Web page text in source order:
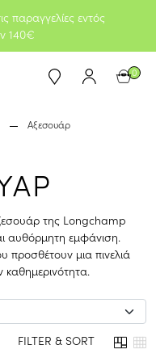
παραγγελίες εντός
140€
0
Αξεσουάρ
της Longchamp
αυθόρμητη εμφάνιση.
προσθέτουν μια πινελιά
FILTER & SORT